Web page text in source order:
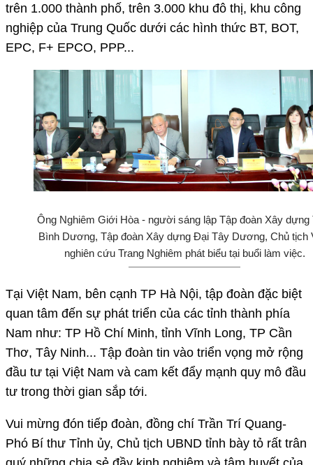
trên 1.000 thành phố, trên 3.000 khu đô thị, khu công
nghiệp của Trung Quốc dưới các hình thức BT, BOT,
EPC, F+ EPCO, PPP...
Ông Nghiêm Giới Hòa - người sáng lập Tập đoàn Xây dựng
Bình Dương, Tập đoàn Xây dựng Đại Tây Dương, Chủ tịch
nghiên cứu Trang Nghiêm phát biểu tại buổi làm việc.
Tại Việt Nam, bên cạnh TP Hà Nội, tập đoàn đặc biệt
quan tâm đến sự phát triển của các tỉnh thành phía
Nam như: TP Hồ Chí Minh, tỉnh Vĩnh Long, TP Cần
Thơ, Tây Ninh... Tập đoàn tin vào triển vọng mở rộng
đầu tư tại Việt Nam và cam kết đẩy mạnh quy mô đầu
tư trong thời gian sắp tới.
Vui mừng đón tiếp đoàn, đồng chí Trần Trí Quang-
Phó Bí thư Tỉnh ủy, Chủ tịch UBND tỉnh bày tỏ rất trân